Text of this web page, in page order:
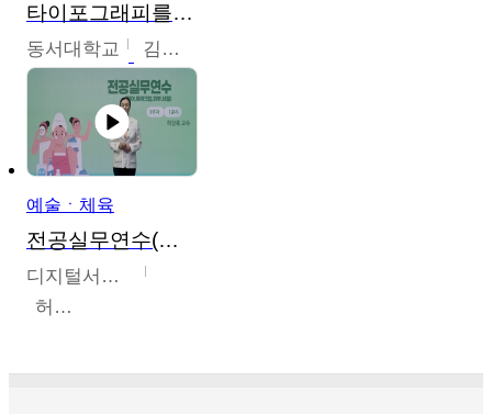
타이포그래피를 배워봅시다.
동서대학교 김경원
예술ㆍ체육
전공실무연수(헤어,메이크업,피부,네일)
디지털서울문화예술대학교
허정록